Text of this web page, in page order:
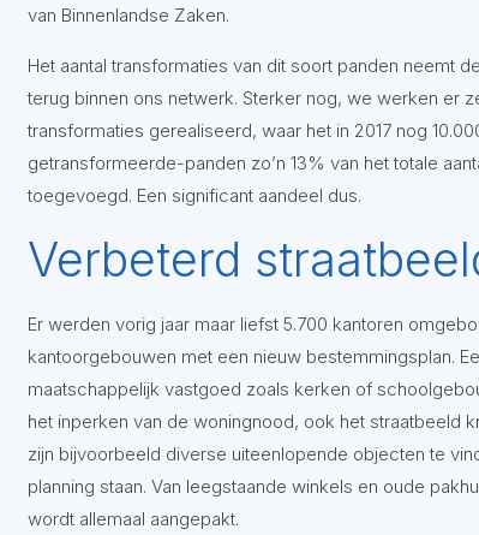
van Binnenlandse Zaken.
Het aantal transformaties van dit soort panden neemt
terug binnen ons netwerk. Sterker nog, we werken er
transformaties gerealiseerd, waar het in 2017 nog
getransformeerde-panden zo’n 13% van het totale
toegevoegd. Een significant aandeel dus.
Verbeterd
Er werden vorig jaar maar liefst 5.700 kantoren
kantoorgebouwen met een nieuw bestemmingsplan.
maatschappelijk vastgoed zoals kerken of
het inperken van de woningnood, ook het straatbeeld
zijn bijvoorbeeld diverse uiteenlopende objecten te
planning staan. Van leegstaande winkels en oude
wordt allemaal aangepakt.